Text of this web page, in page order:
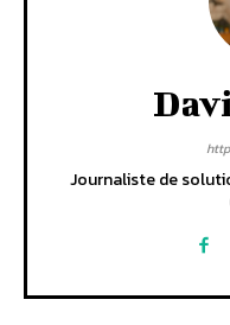
Journaliste de